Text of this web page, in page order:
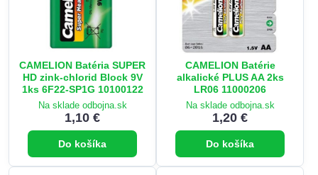
CAMELION Batéria SUPER
HD zink-chlorid Block 9V
1ks 6F22-SP1G 10100122
Na sklade odbojna.sk
1,10 €
Do košíka
CAMELION Batérie
alkalické PLUS AA 2ks
LR06 11000206
Na sklade odbojna.sk
1,20 €
Do košíka